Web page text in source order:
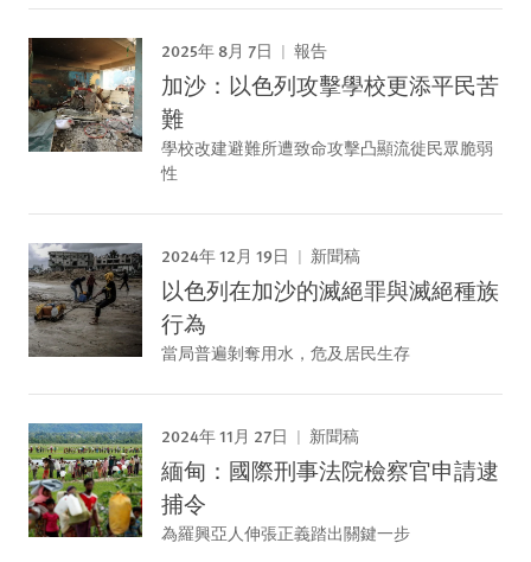
2025年 8月 7日 報告
加沙：以色列攻擊學校更添平民苦
難
學校改建避難所遭致命攻擊凸顯流徙民眾脆弱
性
2024年 12月 19日 新聞稿
以色列在加沙的滅絕罪與滅絕種族
行為
當局普遍剝奪用水，危及居民生存
2024年 11月 27日 新聞稿
緬甸：國際刑事法院檢察官申請逮
捕令
為羅興亞人伸張正義踏出關鍵一步